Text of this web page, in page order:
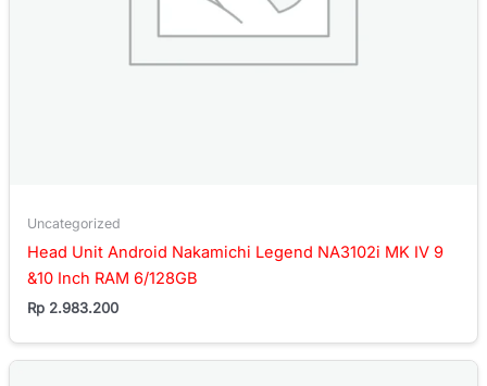
Uncategorized
Head Unit Android Nakamichi Legend NA3102i MK IV 9
&10 Inch RAM 6/128GB
Rp 2.983.200